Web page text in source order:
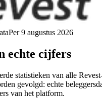
Per 9 augustus 2026
echte cijfers
statistieken van alle
gevolgd: echte
van het platform.